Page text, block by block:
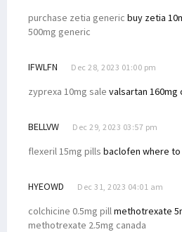
purchase zetia generic buy zetia
500mg generic
IFWLFN Dec 28, 2023 01:00 pm
zyprexa 10mg sale valsartan 160mg
BELLVW Dec 29, 2023 03:57 pm
flexeril 15mg pills baclofen where
HYEOWD Dec 31, 2023 04:01 am
colchicine 0.5mg pillmethotrexate
methotrexate 2.5mg canada